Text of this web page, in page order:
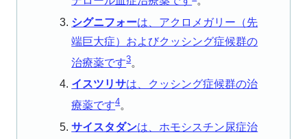
シグニフォーは、アクロメガリー（先
端巨大症）およびクッシング症候群の
治療薬です3。
イスツリサは、クッシング症候群の治
療薬です4。
サイスタダンは、ホモシスチン尿症治